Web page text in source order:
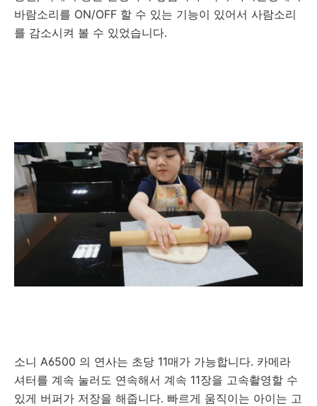
바람소리를 ON/OFF 할 수 있는 기능이 있어서 사람소리
를 감소시켜 볼 수 있었습니다.
소니 A6500 의 연사는 초당 11매가 가능합니다. 카메라
셔터를 계속 눌러도 연속해서 계속 11장을 고속촬영할 수
있게 버퍼가 저장을 해줍니다. 빠르게 움직이는 아이는 고